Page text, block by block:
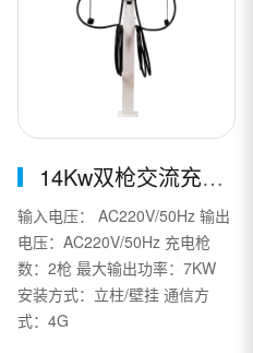
14Kw双枪交流充电桩
输入电压： AC220V/50Hz 输出
电压：AC220V/50Hz 充电枪
数：2枪 最大输出功率：7KW
安装方式：立柱/壁挂 通信方
式：4G